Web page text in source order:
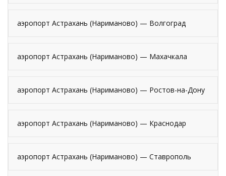
аэропорт Астрахань (Нариманово) — Волгоград
аэропорт Астрахань (Нариманово) — Махачкала
аэропорт Астрахань (Нариманово) — Ростов-на-Дону
аэропорт Астрахань (Нариманово) — Краснодар
аэропорт Астрахань (Нариманово) — Ставрополь